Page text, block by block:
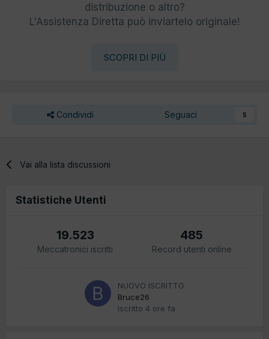
distribuzione o altro?
L'Assistenza Diretta può inviartelo originale!
SCOPRI DI PIÙ
Condividi Seguaci 5
Vai alla lista discussioni
Statistiche Utenti
19.523
Meccatronici iscritti
485
Record utenti online
NUOVO ISCRITTO
Bruce26
Iscritto 4 ore fa